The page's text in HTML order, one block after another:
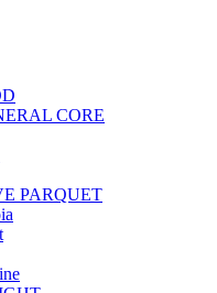
CORE
PARQUET